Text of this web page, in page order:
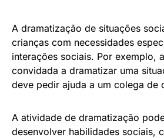
A dramatização de situações
crianças com necessidades
interações sociais. Por exemplo,
convidada a dramatizar uma
deve pedir ajuda a um colega de
A atividade de dramatização
desenvolver habilidades sociais,